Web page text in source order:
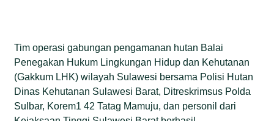
Tim operasi gabungan pengamanan hutan Balai
Penegakan Hukum Lingkungan Hidup dan Kehutanan
(Gakkum LHK) wilayah Sulawesi bersama Polisi Hutan
Dinas Kehutanan Sulawesi Barat, Ditreskrimsus Polda
Sulbar, Korem1 42 Tatag Mamuju, dan personil dari